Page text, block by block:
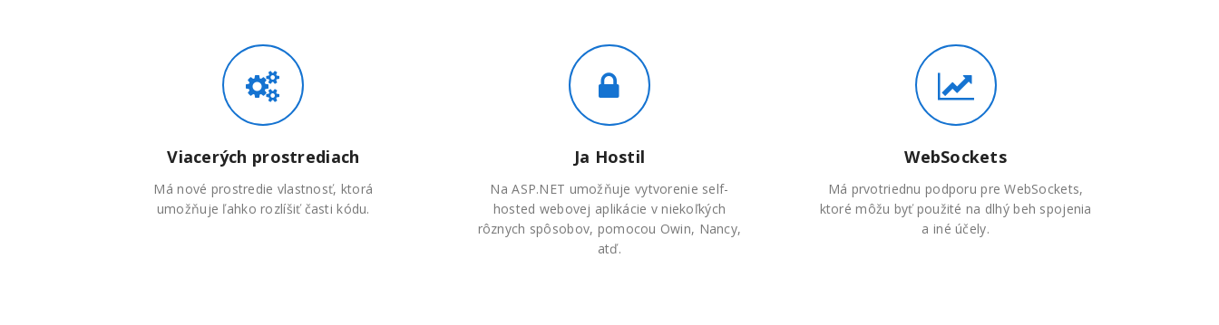
Viacerých prostrediach
Má nové prostredie vlastnosť, ktorá
umožňuje ľahko rozlíšiť časti kódu.
Ja Hostil
Na ASP.NET umožňuje vytvorenie self-
hosted webovej aplikácie v niekoľkých
rôznych spôsobov, pomocou Owin, Nancy,
atď.
WebSockets
Má prvotriednu podporu pre WebSockets,
ktoré môžu byť použité na dlhý beh spojenia
a iné účely.